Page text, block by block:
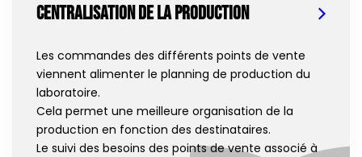
Centralisation de la production
Les commandes des différents points de vente
viennent alimenter le planning de production du
laboratoire.
Cela permet une meilleure organisation de la
production en fonction des destinataires.
Le suivi des besoins des points de vente associé à